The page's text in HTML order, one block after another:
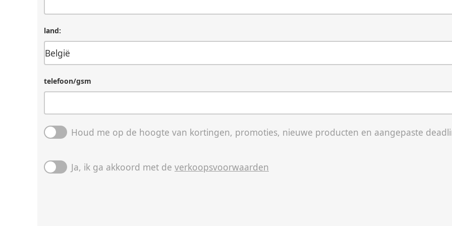
land:
telefoon/gsm
Houd me op de hoogte van kortingen, promoties, nieuwe producten en aangepaste
Ja, ik ga akkoord met deverkoopsvoorwaarden